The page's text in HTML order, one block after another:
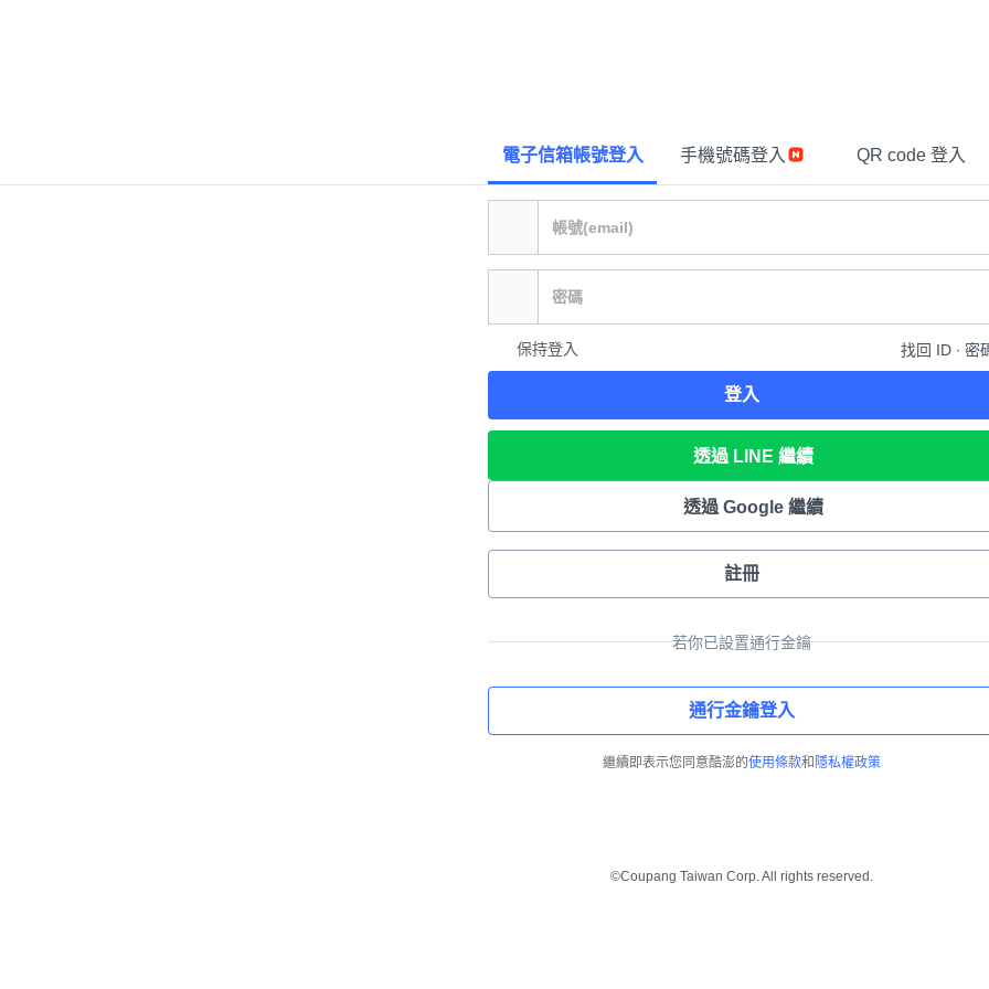
電子信箱帳號登入 手機號碼登入 QR code 登入
保持登入 找回 ID ∙ 密
登入
透過 LINE 繼續
透過 Google 繼續
註冊
若你已設置通行金鑰
通行金鑰登入
繼續即表示您同意酷澎的使用條款和 隱私權政策
©Coupang Taiwan Corp. All rights reserved.